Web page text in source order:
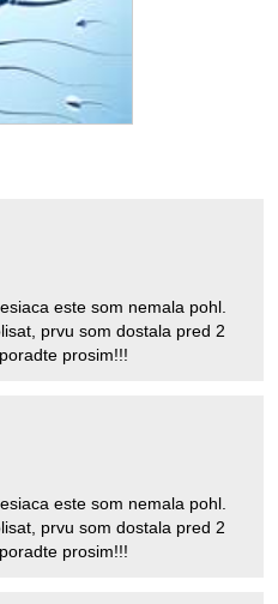
este som nemala pohl.
prvu som dostala pred 2
prosim!!!
este som nemala pohl.
prvu som dostala pred 2
prosim!!!